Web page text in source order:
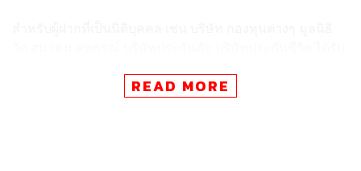
ธรรมดา โดยประเภทของเงินฝากและสถาบันการเงินที่ฝาก
READ MORE